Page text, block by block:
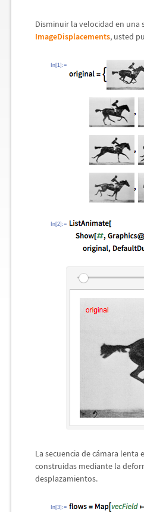
Disminuir la velocidad en una
ImageDisplacements, usted
In[1]:=
In[2]:=
La secuencia de cámara lenta
construidas mediante la
desplazamientos.
In[3]:=